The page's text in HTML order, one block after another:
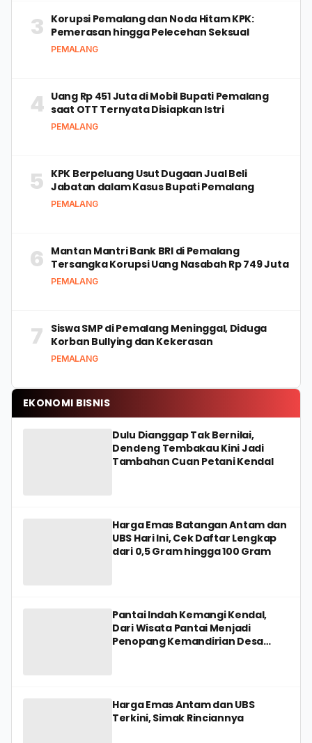
3 Korupsi Pemalang dan Noda Hitam KPK:
Pemerasan hingga Pelecehan Seksual
PEMALANG
4 Uang Rp 451 Juta di Mobil Bupati Pemalang
saat OTT Ternyata Disiapkan Istri
PEMALANG
5 KPK Berpeluang Usut Dugaan Jual Beli
Jabatan dalam Kasus Bupati Pemalang
PEMALANG
6 Mantan Mantri Bank BRI di Pemalang
Tersangka Korupsi Uang Nasabah Rp 749 Juta
PEMALANG
7
Siswa SMP di Pemalang Meninggal, Diduga
Korban Bullying dan Kekerasan
PEMALANG
EKONOMI BISNIS
Dulu Dianggap Tak Bernilai,
Dendeng Tembakau Kini Jadi
Tambahan Cuan Petani Kendal
Harga Emas Batangan Antam dan
UBS Hari Ini, Cek Daftar Lengkap
dari 0,5 Gram hingga 100 Gram
Pantai Indah Kemangi Kendal,
Dari Wisata Pantai Menjadi
Penopang Kemandirian Desa
Harga Emas Antam dan UBS
Terkini, Simak Rinciannya